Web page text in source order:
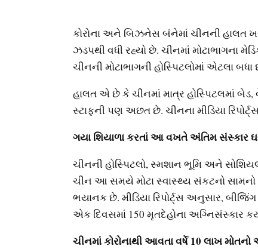
કોરોના અને બિઝનેસ બંનેમાં ચીનની હાલત
ઝડપથી વધી રહ્યો છે. ચીનમાં મોટાભાગના
ચીનની મોટાભાગની હોસ્પિટલોમાં એટલા
હાલત એ છે કે ચીનમાં માત્ર હોસ્પિટલમાં
સ્ટાફની પણ અછત છે. ચીનના મીડિયા
ગયા શિયાળા કરતાં આ વખતે અંતિમ સંસ્કાર
ચીનની હોસ્પિટલો, સ્મશાન ભૂમિ અને
ચીન આ સમયે મોટા સ્વાસ્થ્ય સંકટનો સામનો
ભયાનક છે. મીડિયા રિપોર્ટ્સ અનુસાર,
એક દિવસમાં 150 મૃતદેહોના અગ્નિસંસ્કાર
ચીનમાં કોરોનાથી આવતા વર્ષે 10 લાખ